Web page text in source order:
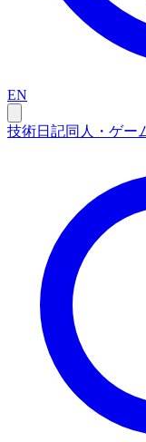
EN
技術日記同人・ゲー